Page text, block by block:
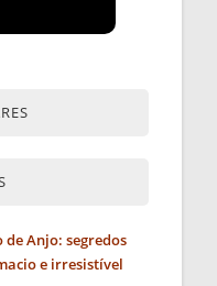
de Anjo: segredos
e irresistível